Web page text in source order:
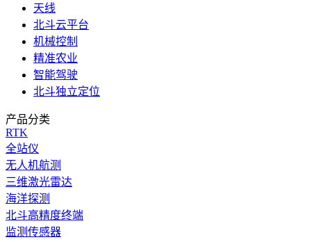
天线
北斗云平台
机械控制
精准农业
智能驾驶
北斗独立定位
产品分类
RTK
全站仪
无人机航测
三维激光雷达
海洋探测
北斗高精度终端
监测传感器